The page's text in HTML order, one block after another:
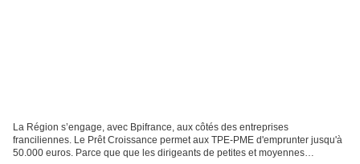
La Région s’engage, avec Bpifrance, aux côtés des entreprises
franciliennes. Le Prêt Croissance permet aux TPE-PME d'emprunter jusqu'à
50.000 euros. Parce que que les dirigeants de petites et moyennes